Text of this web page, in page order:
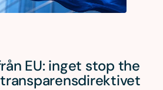
EU: inget stop the